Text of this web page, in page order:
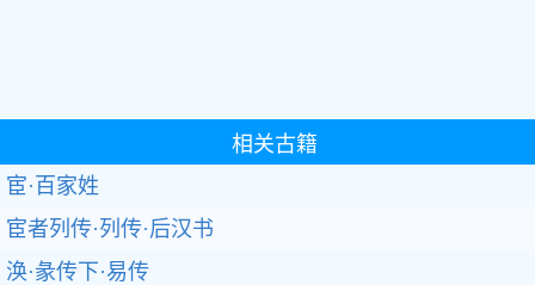
相关古籍
宦·百家姓
宦者列传·列传·后汉书
涣·彖传下·易传